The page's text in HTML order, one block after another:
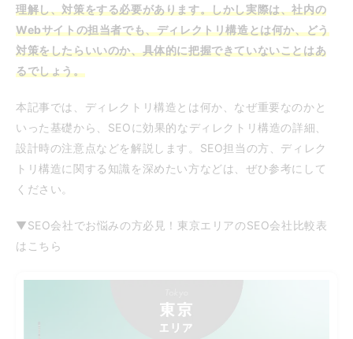
理解し、対策をする必要があります。しかし実際は、社内の
Webサイトの担当者でも、ディレクトリ構造とは何か、どう
対策をしたらいいのか、具体的に把握できていないことはあ
るでしょう。
本記事では、ディレクトリ構造とは何か、なぜ重要なのかと
いった基礎から、SEOに効果的なディレクトリ構造の詳細、
設計時の注意点などを解説します。SEO担当の方、ディレク
トリ構造に関する知識を深めたい方などは、ぜひ参考にして
ください。
▼SEO会社でお悩みの方必見！東京エリアのSEO会社比較表
はこちら